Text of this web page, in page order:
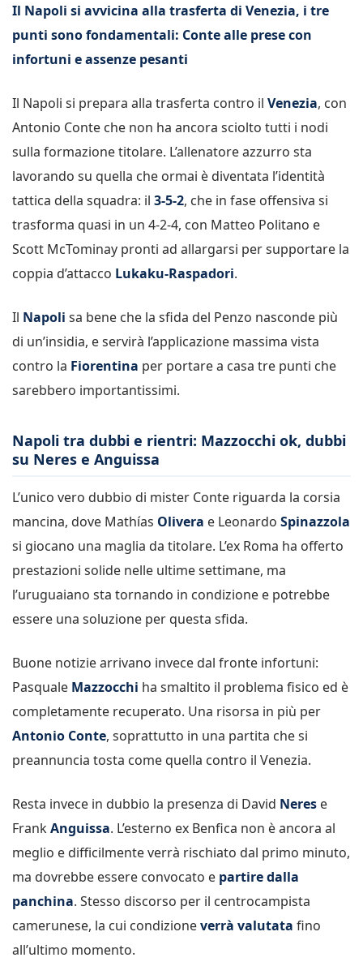
Il Napoli si avvicina alla trasferta di Venezia, i tre
punti sono fondamentali: Conte alle prese con
infortuni e assenze pesanti
Il Napoli si prepara alla trasferta contro il Venezia, con
Antonio Conte che non ha ancora sciolto tutti i nodi
sulla formazione titolare. L’allenatore azzurro sta
lavorando su quella che ormai è diventata l’identità
tattica della squadra: il 3-5-2, che in fase offensiva si
trasforma quasi in un 4-2-4, con Matteo Politano e
Scott McTominay pronti ad allargarsi per supportare la
coppia d’attacco Lukaku-Raspadori.
Il Napoli sa bene che la sfida del Penzo nasconde più
di un’insidia, e servirà l’applicazione massima vista
contro la Fiorentina per portare a casa tre punti che
sarebbero importantissimi.
Napoli tra dubbi e rientri: Mazzocchi ok, dubbi
su Neres e Anguissa
L’unico vero dubbio di mister Conte riguarda la corsia
mancina, dove Mathías Olivera e Leonardo Spinazzola
si giocano una maglia da titolare. L’ex Roma ha offerto
prestazioni solide nelle ultime settimane, ma
l’uruguaiano sta tornando in condizione e potrebbe
essere una soluzione per questa sfida.
Buone notizie arrivano invece dal fronte infortuni:
Pasquale Mazzocchi ha smaltito il problema fisico ed è
completamente recuperato. Una risorsa in più per
Antonio Conte, soprattutto in una partita che si
preannuncia tosta come quella contro il Venezia.
Resta invece in dubbio la presenza di David Neres e
FrankAnguissa. L’esterno ex Benfica non è ancora al
meglio e difficilmente verrà rischiato dal primo minuto,
ma dovrebbe essere convocato e partire dalla
panchina. Stesso discorso per il centrocampista
camerunese, la cui condizioneverrà valutata fino
all’ultimo momento.